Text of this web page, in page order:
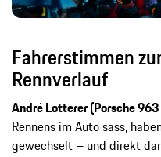
Fahrerstimmen
Rennverlauf
André Lotterer (Porsche
Rennens im Auto sass,
gewechselt – und direkt